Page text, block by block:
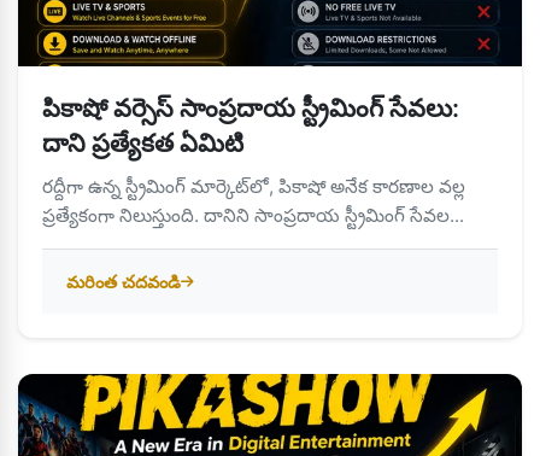
పికాషో వర్సెస్ సాంప్రదాయ స్ట్రీమింగ్ సేవలు:
దాని ప్రత్యేకత ఏమిటి
రద్దీగా ఉన్న స్ట్రీమింగ్ మార్కెట్‌లో, పికాషో అనేక కారణాల వల్ల
ప్రత్యేకంగా నిలుస్తుంది. దానిని సాంప్రదాయ స్ట్రీమింగ్ సేవల...
మరింత చదవండి